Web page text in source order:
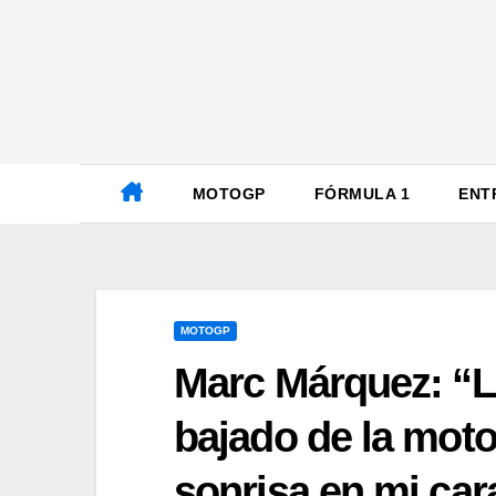
MOTOGP FÓRMULA 1
MOTOGP
Marc Márquez:
bajado de la